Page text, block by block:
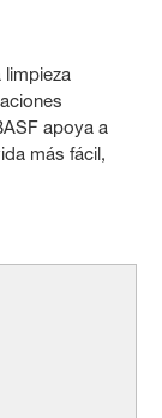
apoya a
más fácil,